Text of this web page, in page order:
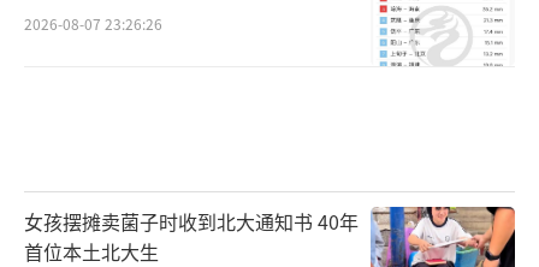
2026-08-07 23:26:26
女孩摆摊卖菌子时收到北大通知书 40年
首位本土北大生